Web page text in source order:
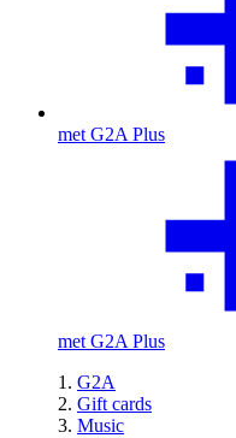
met G2A Plus
met G2A Plus
G2A
Gift cards
Music